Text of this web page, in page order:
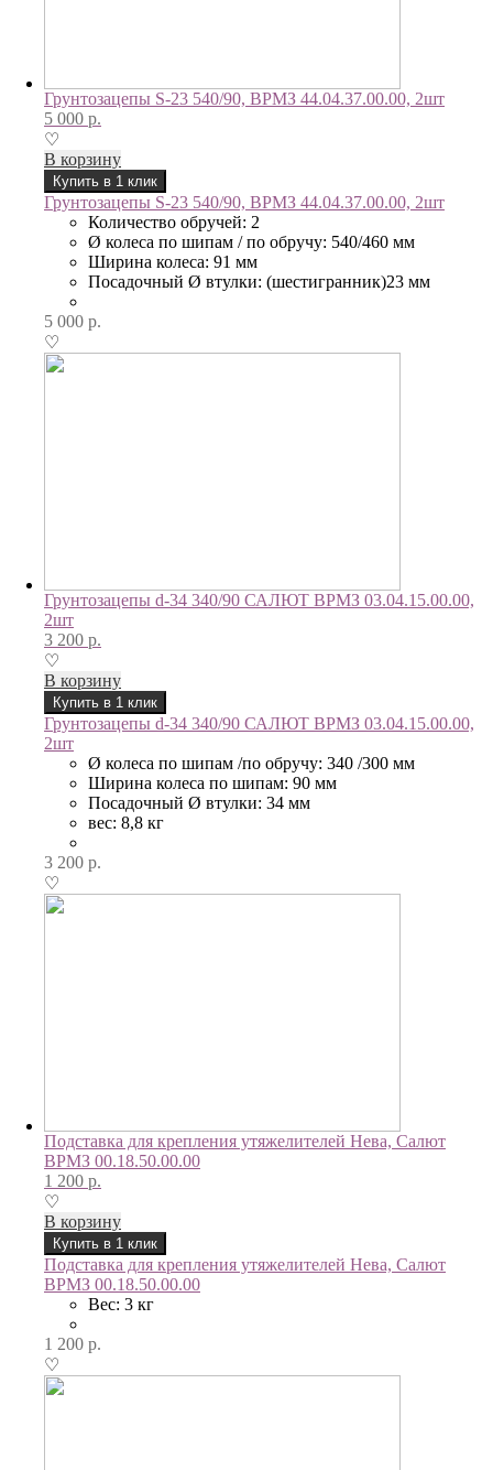
Грунтозацепы S-23 540/90, ВРМЗ 44.04.37.00.00, 2шт
5 000 р.
♡
В корзину
Купить в 1 клик
Грунтозацепы S-23 540/90, ВРМЗ 44.04.37.00.00, 2шт
Количество обручей: 2
Ø колеса по шипам / по обручу: 540/460 мм
Ширина колеса: 91 мм
Посадочный Ø втулки: (шестигранник)23 мм
5 000 р.
♡
Грунтозацепы d-34 340/90 САЛЮТ ВРМЗ 03.04.15.00.00,
2шт
3 200 р.
♡
В корзину
Купить в 1 клик
Грунтозацепы d-34 340/90 САЛЮТ ВРМЗ 03.04.15.00.00,
2шт
Ø колеса по шипам /по обручу: 340 /300 мм
Ширина колеса по шипам: 90 мм
Посадочный Ø втулки: 34 мм
вес: 8,8 кг
3 200 р.
♡
Подставка для крепления утяжелителей Нева, Салют
ВРМЗ 00.18.50.00.00
1 200 р.
♡
В корзину
Купить в 1 клик
Подставка для крепления утяжелителей Нева, Салют
ВРМЗ 00.18.50.00.00
Вес: 3 кг
1 200 р.
♡